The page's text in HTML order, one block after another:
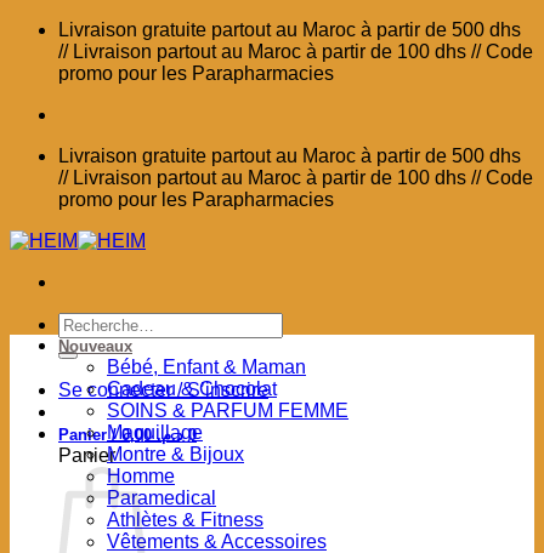
Passer
contenu
Livraison gratuite partout au Maroc à partir de 500 dhs
// Livraison partout au Maroc à partir de 100 dhs // Code
promo pour les Parapharmacies
Livraison gratuite partout au Maroc à partir de 500 dhs
// Livraison partout au Maroc à partir de 100 dhs // Code
promo pour les Parapharmacies
Recherche
pour :
Se connecter / S’inscrire
Panier / د.م.0,00 0
Panier
Nouveaux
Bébé, Enfant & Maman
Cadeau & Chocolat
SOINS & PARFUM FEMME
Maquillage
Montre & Bijoux
Homme
Paramedical
Athlètes & Fitness
Vêtements & Accessoires